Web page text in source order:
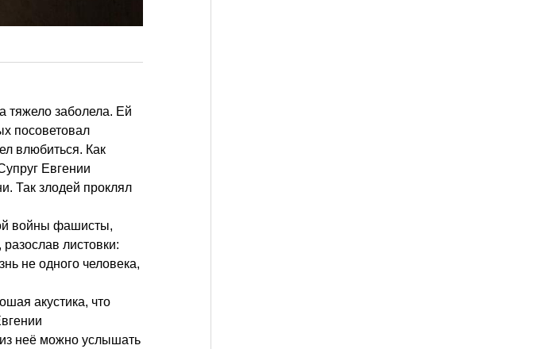
тяжело заболела. Ей
посоветовал
влюбиться. Как
Евгении
Так злодей проклял
войны фашисты,
листовки:
не одного человека,
акустика, что
неё можно услышать